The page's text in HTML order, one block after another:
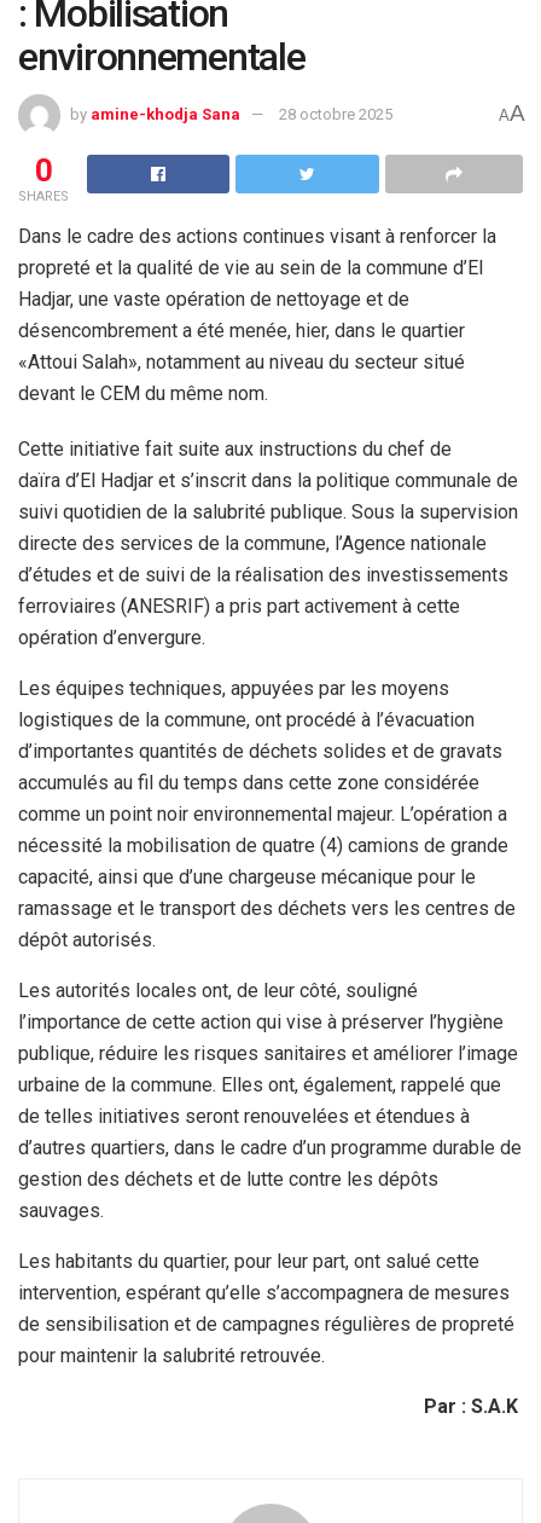
: Mobilisation
environnementale
by amine-khodja Sana 28 octobre 2025 AA
0
SHARES
Dans le cadre des actions continues visant à renforcer la
propreté et la qualité de vie au sein de la commune d’El
Hadjar, une vaste opération de nettoyage et de
désencombrement a été menée, hier, dans le quartier
«Attoui Salah», notamment au niveau du secteur situé
devant le CEM du même nom.
Cette initiative fait suite aux instructions du chef de
daïra d’El Hadjar et s’inscrit dans la politique communale de
suivi quotidien de la salubrité publique. Sous la supervision
directe des services de la commune, l’Agence nationale
d’études et de suivi de la réalisation des investissements
ferroviaires (ANESRIF) a pris part activement à cette
opération d’envergure.
Les équipes techniques, appuyées par les moyens
logistiques de la commune, ont procédé à l’évacuation
d’importantes quantités de déchets solides et de gravats
accumulés au fil du temps dans cette zone considérée
comme un point noir environnemental majeur. L’opération a
nécessité la mobilisation de quatre (4) camions de grande
capacité, ainsi que d’une chargeuse mécanique pour le
ramassage et le transport des déchets vers les centres de
dépôt autorisés.
Les autorités locales ont, de leur côté, souligné
l’importance de cette action qui vise à préserver l’hygiène
publique, réduire les risques sanitaires et améliorer l’image
urbaine de la commune. Elles ont, également, rappelé que
de telles initiatives seront renouvelées et étendues à
d’autres quartiers, dans le cadre d’un programme durable de
gestion des déchets et de lutte contre les dépôts
sauvages.
Les habitants du quartier, pour leur part, ont salué cette
intervention, espérant qu’elle s’accompagnera de mesures
de sensibilisation et de campagnes régulières de propreté
pour maintenir la salubrité retrouvée.
Par : S.A.K